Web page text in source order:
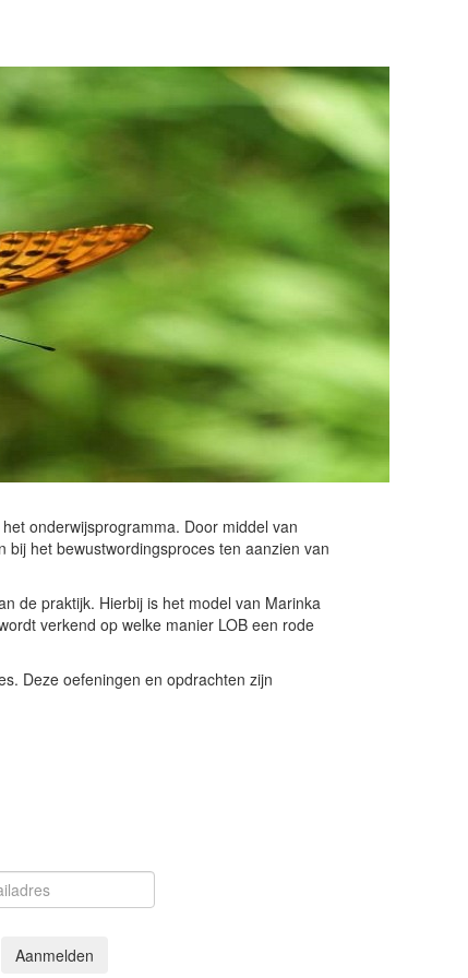
onderwijsprogramma. Door middel van
het bewustwordingsproces ten aanzien van
de praktijk. Hierbij is het model van Marinka
verkend op welke manier LOB een rode
Deze oefeningen en opdrachten zijn
Aanmelden